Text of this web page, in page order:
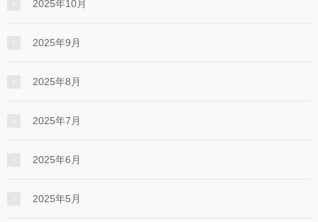
2025年10月
2025年9月
2025年8月
2025年7月
2025年6月
2025年5月